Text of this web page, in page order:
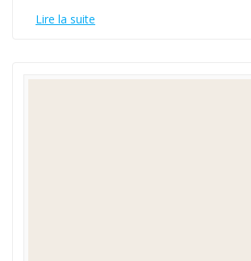
Lire la suite